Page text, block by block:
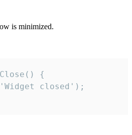
is minimized.
{
closed');